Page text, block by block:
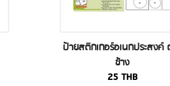
ป้ายสติกเกอร์อเนกประสงค์
ช้าง
25THB